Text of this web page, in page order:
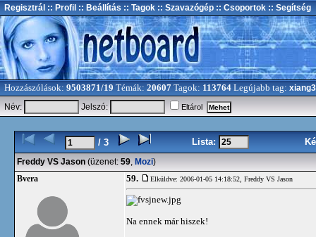
Regisztrál :: Profil :: Beállítás :: Tagok :: Szavazógép :: Csoportok :: Segítség
Hozzászólások: 9503871/19 Témák: 20607 Tagok: 113764 Legújabb tag:
Név:
Jelszó: Eltárol
/ 3 Lista:
Freddy VS Jason (üzenet: 59, Mozi)
Bvera 59. Elküldve: 2006-01-05 14:18:52, Freddy VS Jason
Na ennek már hiszek!